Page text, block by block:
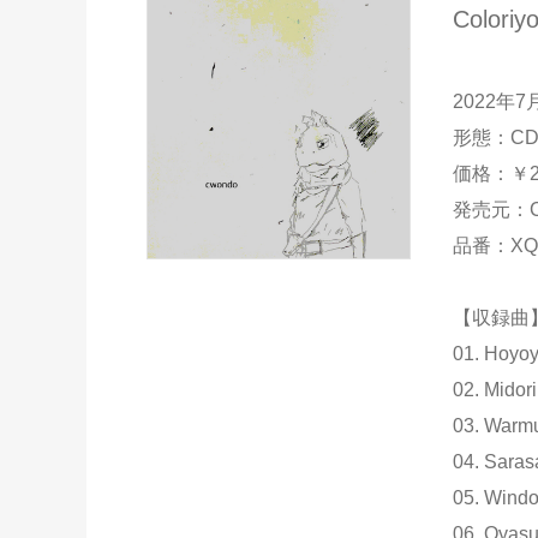
Coloriyo
2022年7
形態：
価格：￥
発売元：
品番：
【収録曲
01. Hoyoy
02. Midori
03.
04.
05. Windo
06.